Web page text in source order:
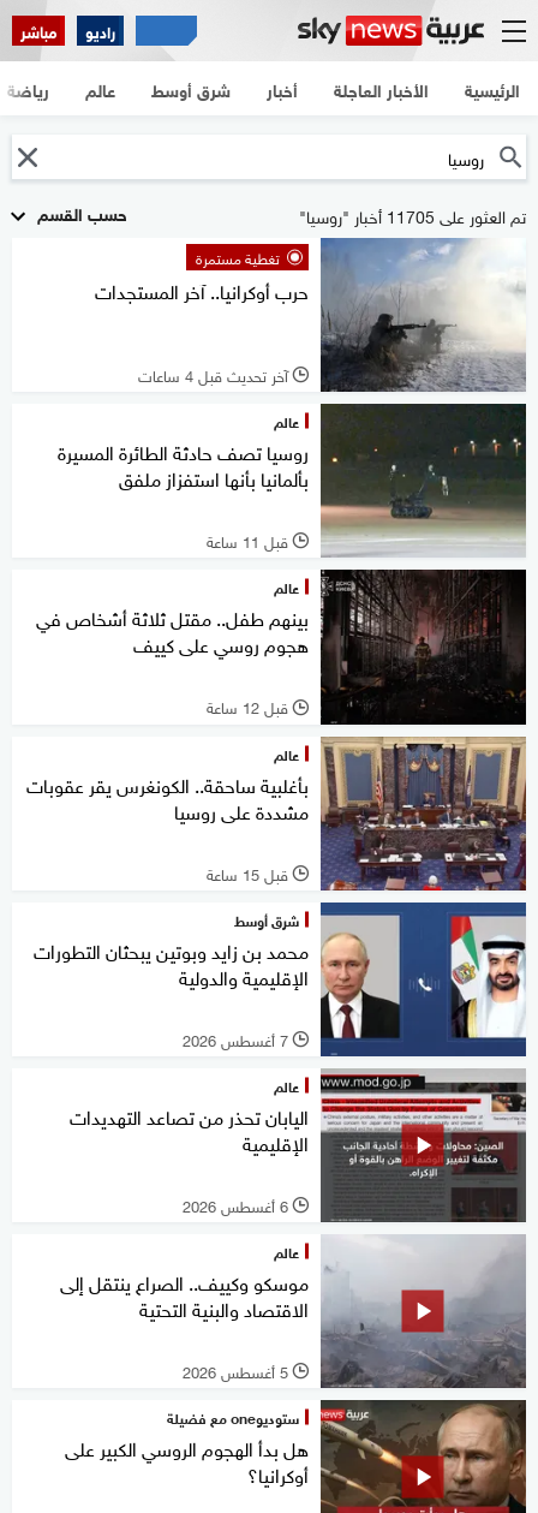
راديو مباشر
الرئيسية الأخبار العاجلة أخبار شرق أوسط عالم رياضة
حسب القسم تم العثور على 11705 أخبار "روسيا"
تغطية مستمرة
حرب أوكرانيا.. آخر المستجدات
l آخر تحديث قبل 4 ساعات
عالم
روسيا تصف حادثة الطائرة المسيرة
بألمانيا بأنها استفزاز ملفق
l قبل 11 ساعة
عالم
بينهم طفل.. مقتل ثلاثة أشخاص في
هجوم روسي على كييف
l قبل 12 ساعة
عالم
بأغلبية ساحقة.. الكونغرس يقر عقوبات
مشددة على روسيا
l قبل 15 ساعة
شرق أوسط
محمد بن زايد وبوتين يبحثان التطورات
الإقليمية والدولية
l 7 أغسطس 2026
عالم
اليابان تحذر من تصاعد التهديدات
الإقليمية
l 6 أغسطس 2026
عالم
موسكو وكييف.. الصراع ينتقل إلى
الاقتصاد والبنية التحتية
l 5 أغسطس 2026
ستوديوone مع فضيلة
هل بدأ الهجوم الروسي الكبير على
أوكرانيا؟